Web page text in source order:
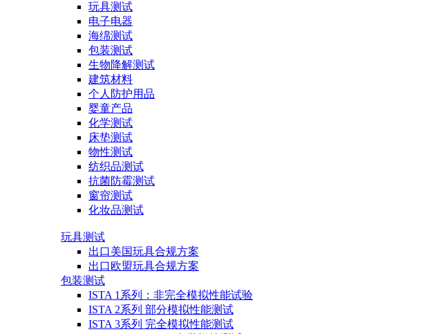
玩具测试
电子电器
海绵测试
包装测试
生物降解测试
建筑材料
个人防护用品
婴童产品
化学测试
床垫测试
物性测试
纺织品测试
抗菌防霉测试
窗帘测试
化妆品测试
玩具测试
出口美国玩具合规方案
出口欧盟玩具合规方案
包装测试
ISTA 1系列：非完全模拟性能试验
ISTA 2系列 部分模拟性能测试
ISTA 3系列 完全模拟性能测试